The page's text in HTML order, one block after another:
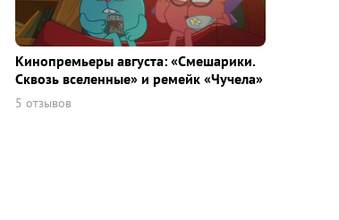
Кинопремьеры августа: «Смешарики.
Сквозь вселенные» и ремейк «Чучела»
5 отзывов